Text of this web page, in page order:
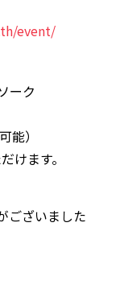
event/
ーク
能）
けます。
ございました